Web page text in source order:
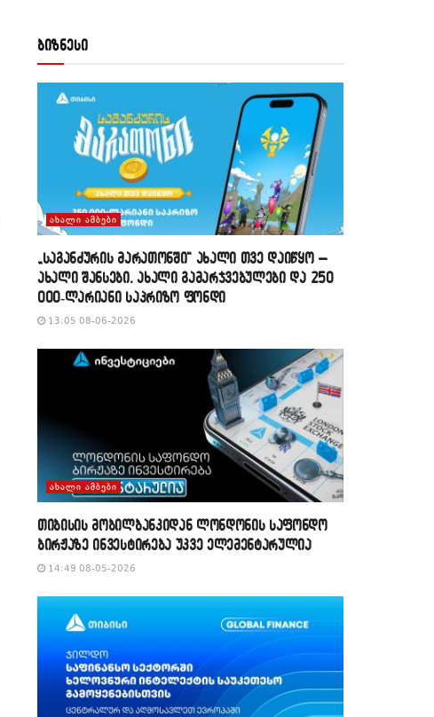
ბიზნესი
ᲐᲮᲐᲚᲘ ᲐᲛᲑᲔᲑᲘ
„საგანძურის მარათონში“ ახალი თვე დაიწყო –
ახალი შანსები, ახალი გამარჯვებულები და 250
000-ლარიანი საპრიზო ფონდი
13:05 08-06-2026
ᲐᲮᲐᲚᲘ ᲐᲛᲑᲔᲑᲘ
თიბისის მობილბანკიდან ლონდონის საფონდო
ბირჟაზე ინვესტირება უკვე ელემენტარულია
14:49 08-05-2026